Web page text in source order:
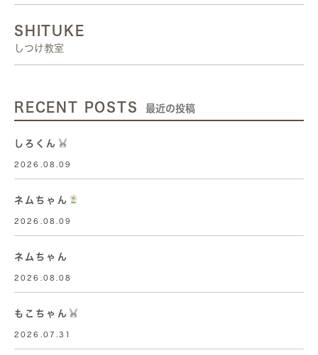
SHITUKE
しつけ教室
RECENT POSTS 最近の投稿
しろくん
2026.08.09
ネムちゃん
2026.08.09
ネムちゃん
2026.08.08
もこちゃん
2026.07.31